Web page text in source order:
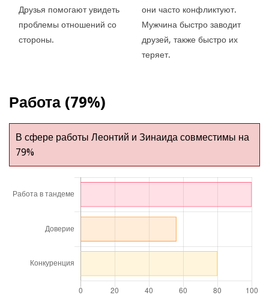
Друзья помогают увидеть
проблемы отношений со
стороны.
они часто конфликтуют.
Мужчина быстро заводит
друзей, также быстро их
теряет.
Работа (79%)
В сфере работы Леонтий и Зинаида совместимы на
79%